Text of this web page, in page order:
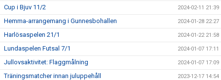
Cup i Bjuv 11/2 2024-02-11 21:39
Hemma-arrangemang i Gunnesbohallen 2024-01-28 22:27
Harlösaspelen 21/1 2024-01-22 21:58
Lundaspelen Futsal 7/1 2024-01-07 17:11
Jullovsaktivitet: Flaggmålning 2024-01-07 17:09
Träningsmatcher innan juluppehåll 2023-12-17 14:54